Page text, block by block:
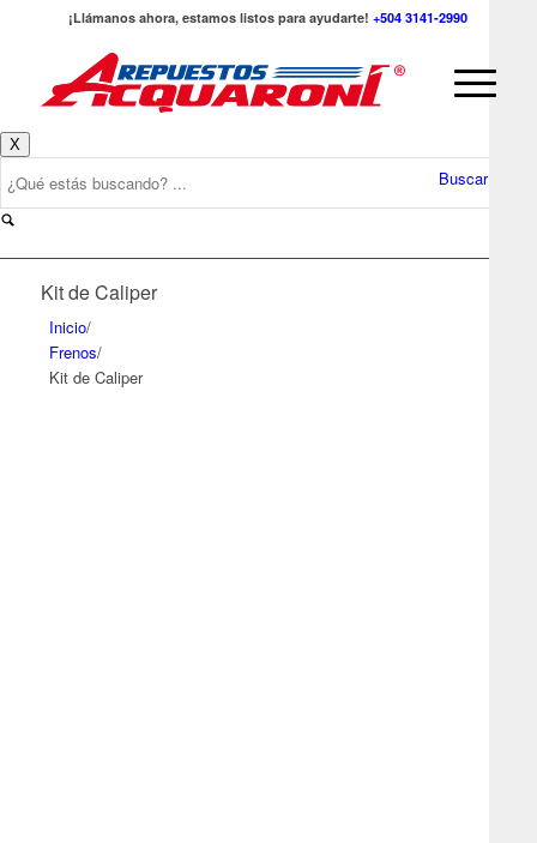
¡Llámanos ahora, estamos listos para ayudarte!+504 3141-2990
Buscar
X
Kit de Caliper
Inicio/
Frenos/
Kit de Caliper